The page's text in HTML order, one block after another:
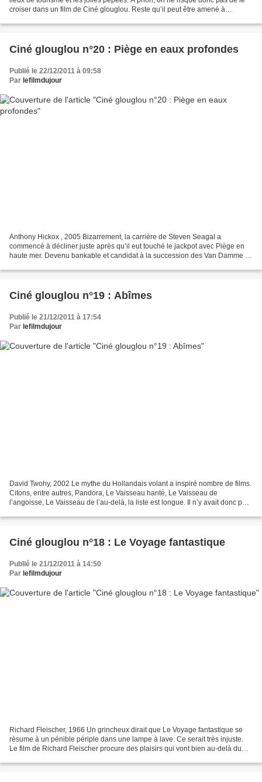
croiser dans un film de Ciné glouglou. Reste qu’il peut être amené à
Ciné glouglou n°20 : Piège en eaux profondes
Publié le 22/12/2011 à 09:58
Par lefilmdujour
Anthony Hickox , 2005 Bizarrement, la carrière de Steven Seagal a
commencé à décliner juste après qu’il eut touché le jackpot avec Piège en
haute mer. Devenu bankable et candidat à la succession des Van Damme et
Ciné glouglou n°19 : Abîmes
Publié le 21/12/2011 à 17:54
Par lefilmdujour
David Twohy, 2002 Le mythe du Hollandais volant a inspiré nombre de films.
Citons, entre autres, Pandora, Le Vaisseau hanté, Le Vaisseau de
l’angoisse, Le Vaisseau de l’au-delà, la liste est longue. Il n’y avait donc pas
Ciné glouglou n°18 : Le Voyage fantastique
Publié le 21/12/2011 à 14:50
Par lefilmdujour
Richard Fleischer, 1966 Un grincheux dirait que Le Voyage fantastique se
résume à un pénible périple dans une lampe à lave. Ce serait très injuste.
Le film de Richard Fleischer procure des plaisirs qui vont bien au-delà du